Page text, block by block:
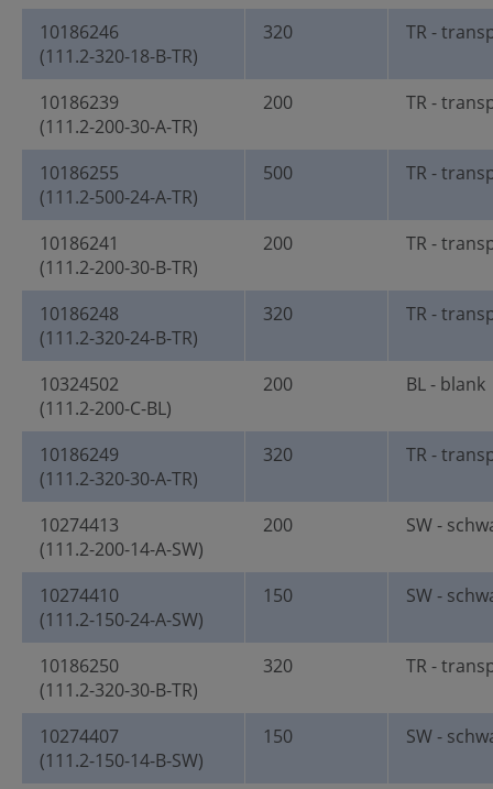
10186246
(111.2-320-18-B-TR)
320 TR -
10186239
(111.2-200-30-A-TR)
200 TR -
10186255
(111.2-500-24-A-TR)
500 TR -
10186241
(111.2-200-30-B-TR)
200 TR -
10186248
(111.2-320-24-B-TR)
320 TR -
10324502
(111.2-200-C-BL)
200 BL - blank
10186249
(111.2-320-30-A-TR)
320 TR -
10274413
(111.2-200-14-A-SW)
200 SW -
10274410
(111.2-150-24-A-SW)
150 SW -
10186250
(111.2-320-30-B-TR)
320 TR -
10274407
(111.2-150-14-B-SW)
150 SW -